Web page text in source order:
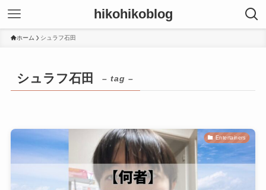
hikohikoblog
ホーム シュラフ石田
シュラフ石田 – tag –
Entertainers